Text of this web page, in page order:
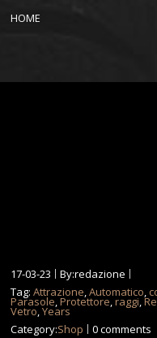
HOME
17-03-23
By:redazione
Tag:Attrazione,Automatico,
Parasole,Protettore,raggi,
Vetro,Years
Category:Shop 0 comments